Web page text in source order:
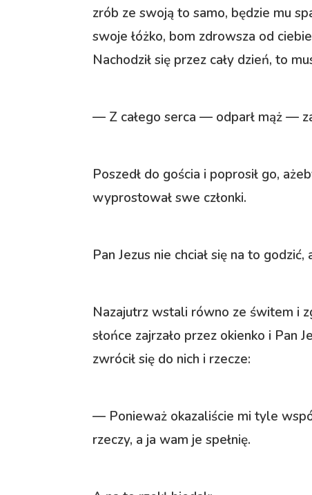
zrób ze swoją to samo, będzie mu
swoje łóżko, bom zdrowsza od
Nachodził się przez cały dzień, to
— Z całego serca — odparł mąż —
Poszedł do gościa i poprosił go,
wyprostował swe członki.
Pan Jezus nie chciał się na to
Nazajutrz wstali równo ze świtem i
słońce zajrzało przez okienko i Pan
zwrócił się do nich i rzecze:
— Ponieważ okazaliście mi tyle
rzeczy, a ja wam je spełnię.